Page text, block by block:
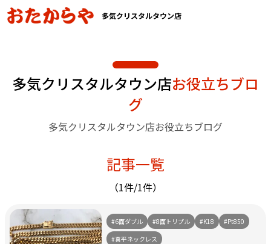
多気クリスタルタウン店
多気クリスタルタウン店お役立ちブロ
グ
多気クリスタルタウン店お役立ちブログ
記事一覧
（1件/1件）
#6面ダブル #8面トリプル #K18
#Pt850
#喜平ネックレス